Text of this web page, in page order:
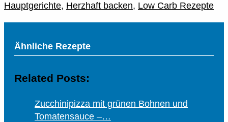
Hauptgerichte, Herzhaft backen, Low Carb Rezepte
Ähnliche Rezepte
Related Posts:
Zucchinipizza mit grünen Bohnen und
Tomatensauce –…